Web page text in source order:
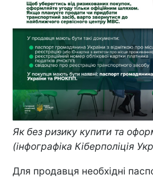
Як без ризику купити та
(інфографіка Кіберполіція
Для продавця необхідні